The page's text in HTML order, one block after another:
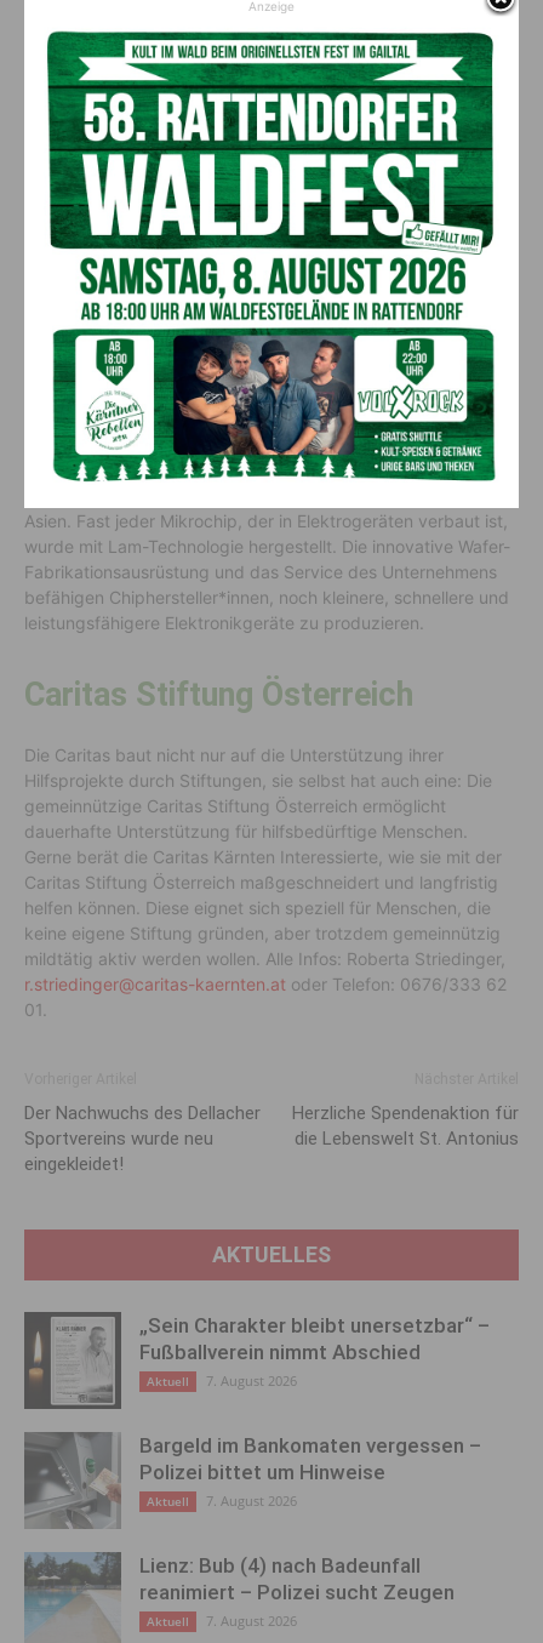
Glanznig dankt Lerch von Herzen: „Damit die von dem
Unwetter so bitter betroffenen Familien nicht auf den
schweren Schäden sitzen bleiben, brauchen wir dringend
Unterstützung. Die Spende der Stiftung von Lam Research
und der Mitarbeiter*innen ist ein weiterer, wichtiger Baustein
der Hilfe.“ Auch Arriachs Bürgermeister Ebnerist „unendlich
dankbar, dass auf die Menschen in unserer Gemeinde, die vor
großen Herausforderungen stehen, nicht vergessen wird“.
Über Lam Research
„Lam Research“ ist einer der weltmarktführenden Lieferanten
von Maschinen für die Halbleiterindustrie und beschäftigt rund
16.500 Mitarbeiter*innen weltweit. Das Unternehmen mit
seinem Hauptsitz in Kalifornien und einem Umsatz von rund
16,5 Milliarden US-Dollar (2021) wurde 1980 gegründet.
Asien. Fast jeder Mikrochip, der in Elektrogeräten verbaut ist,
wurde mit Lam-Technologie hergestellt. Die innovative Wafer-
Fabrikationsausrüstung und das Service des Unternehmens
befähigen Chiphersteller*innen, noch kleinere, schnellere und
leistungsfähigere Elektronikgeräte zu produzieren.
Caritas Stiftung Österreich
Die Caritas baut nicht nur auf die Unterstützung ihrer
Hilfsprojekte durch Stiftungen, sie selbst hat auch eine: Die
gemeinnützige Caritas Stiftung Österreich ermöglicht
dauerhafte Unterstützung für hilfsbedürftige Menschen.
Gerne berät die Caritas Kärnten Interessierte, wie sie mit der
Caritas Stiftung Österreich maßgeschneidert und langfristig
helfen können. Diese eignet sich speziell für Menschen, die
keine eigene Stiftung gründen, aber trotzdem gemeinnützig
mildtätig aktiv werden wollen. Alle Infos: Roberta Striedinger,
r.striedinger@caritas-kaernten.at oder Telefon: 0676/333 62
01.
Der Nachwuchs des Dellacher
Sportvereins wurde neu
eingekleidet!
Herzliche Spendenaktion für
die Lebenswelt St. Antonius
AKTUELLES
„Sein Charakter bleibt unersetzbar“ –
Fußballverein nimmt Abschied
Aktuell 7. August 2026
Bargeld im Bankomaten vergessen –
Polizei bittet um Hinweise
Aktuell 7. August 2026
Lienz: Bub (4) nach Badeunfall
reanimiert – Polizei sucht Zeugen
Aktuell 7. August 2026
Anzeige